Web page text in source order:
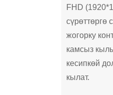
FHD
сүрөттөргө
жогорку
камсыз
кесипкөй
кылат.